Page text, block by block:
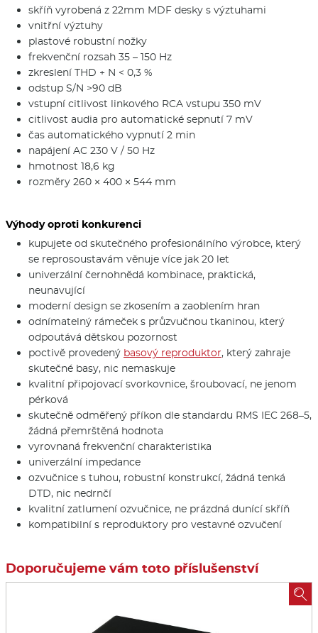
skříň vyrobená z 22mm MDF desky s výztuhami
vnitřní výztuhy
plastové robustní nožky
frekvenční rozsah 35 – 150 Hz
zkreslení THD + N < 0,3 %
odstup S/N >90 dB
vstupní citlivost linkového RCA vstupu 350 mV
citlivost audia pro automatické sepnutí 7 mV
čas automatického vypnutí 2 min
napájení AC 230 V / 50 Hz
hmotnost 18,6 kg
rozměry 260 × 400 × 544 mm
Výhody oproti konkurenci
kupujete od skutečného profesionálního výrobce, který
se reprosoustavám věnuje více jak 20 let
univerzální černohnědá kombinace, praktická,
neunavující
moderní design se zkosením a zaoblením hran
odnímatelný rámeček s průzvučnou tkaninou, který
odpoutává dětskou pozornost
poctivě provedený basový reproduktor, který zahraje
skutečné basy, nic nemaskuje
kvalitní připojovací svorkovnice, šroubovací, ne jenom
pérková
skutečně odměřený příkon dle standardu RMS IEC 268–5,
žádná přemrštěná hodnota
vyrovnaná frekvenční charakteristika
univerzální impedance
ozvučnice s tuhou, robustní konstrukcí, žádná tenká
DTD, nic nedrnčí
kvalitní zatlumení ozvučnice, ne prázdná dunící skříň
kompatibilní s reproduktory pro vestavné ozvučení
Doporučujeme vám toto příslušenství
